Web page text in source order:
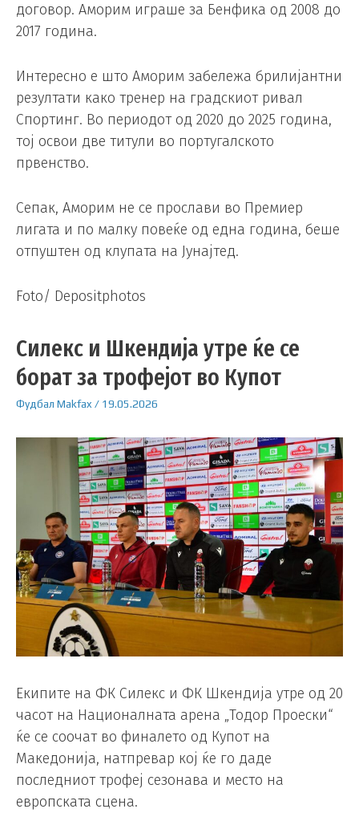
договор. Аморим играше за Бенфика од 2008 до
2017 година.
Интересно е што Аморим забележа брилијантни
резултати како тренер на градскиот ривал
Спортинг. Во периодот од 2020 до 2025 година,
тој освои две титули во португалското
првенство.
Сепак, Аморим не се прослави во Премиер
лигата и по малку повеќе од една година, беше
отпуштен од клупата на Јунајтед.
Foto/ Depositphotos
Силекс и Шкендија утре ќе се
борат за трофејот во Купот
Фудбал Makfax / 19.05.2026
Екипите на ФК Силекс и ФК Шкендија утре од 20
часот на Националната арена „Тодор Проески“
ќе се соочат во финалето од Купот на
Македонија, натпревар кој ќе го даде
последниот трофеј сезонава и место на
европската сцена.